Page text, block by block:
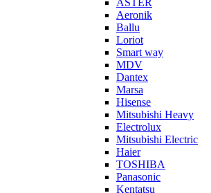
ASTER
Aeronik
Ballu
Loriot
Smart way
MDV
Dantex
Marsa
Hisense
Mitsubishi Heavy
Electrolux
Mitsubishi Electric
Haier
TOSHIBA
Panasonic
Kentatsu